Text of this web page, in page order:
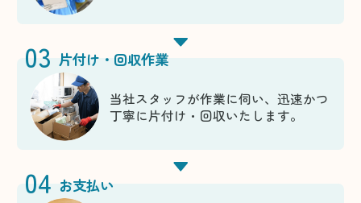
03 片付け・回収作業
当社スタッフが作業に伺い、迅速かつ
丁寧に片付け・回収いたします。
04 お支払い